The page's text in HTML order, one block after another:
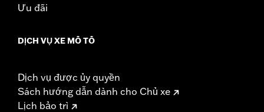
Ưu đãi
DỊCH VỤ XE MÔ TÔ
Dịch vụ được ủy quyền
Sách hướng dẫn dành cho Chủ xe
Lịch bảo trì